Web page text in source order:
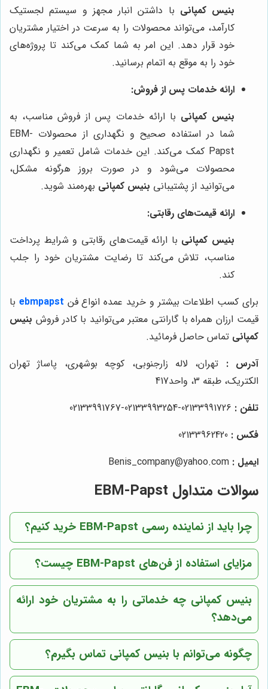
بنیس کمپانی با داشتن انبار مجهز و سیستم لجستیک
کارآمد، می‌تواند محصولات را به سرعت در اختیار مشتریان
خود قرار دهد. این امر به شما کمک می‌کند تا پروژه‌های
خود را به موقع به اتمام برسانید.
ارائه خدمات پس از فروش:
بنیس کمپانی با ارائه خدمات پس از فروش مناسب، به
شما در استفاده صحیح و نگهداری از محصولات EBM-
Papst کمک می‌کند. این خدمات شامل تعمیر و نگهداری
محصولات می‌شود و در صورت بروز هرگونه مشکل،
می‌توانید از پشتیبانی بنیس کمپانی بهره‌مند شوید.
ارائه قیمت‌های رقابتی:
بنیس کمپانی با ارائه قیمت‌های رقابتی و شرایط پرداخت
مناسب، تلاش می‌کند تا رضایت مشتریان خود را جلب
کند.
برای کسب اطلاعات بیشتر و خرید عمده انواع فن ebmpapst با
قیمت ارزان همراه با گارانتی معتبر می‌توانید با کادر فروش بنیس
کمپانی تماس حاصل فرمائید.
آدرس : تهران، لاله زارجنوبی، کوچه بوشهری، پاساژ تهران
الکتریک، طبقه 3، واحد417
تلفن :
فکس :
ایمیل :
سوالات متداول EBM-Papst
چرا باید از نماینده رسمی EBM-Papst خرید کنیم؟
مزایای استفاده از فن‌های EBM-Papst چیست؟
بنیس کمپانی چه خدماتی را به مشتریان خود ارائه
می‌دهد؟
چگونه می‌توانم با بنیس کمپانی تماس بگیرم؟